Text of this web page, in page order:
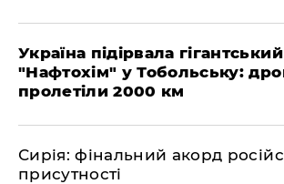
Україна підірвала гігантський
"Нафтохім" у Тобольську:
пролетіли 2000 км
​Сирія: фінальний акорд
присутності